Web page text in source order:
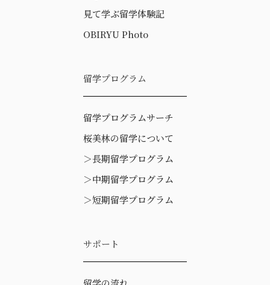
見て学ぶ留学体験記
OBIRYU Photo
留学プログラム
留学プログラムサーチ
桜美林の留学について
＞長期留学プログラム
＞中期留学プログラム
＞短期留学プログラム
サポート